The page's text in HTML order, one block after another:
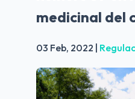
medicinal del
03 Feb, 2022 |